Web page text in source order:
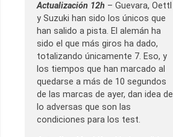
Actualización 12h – Guevara, Oettl
y Suzuki han sido los únicos que
han salido a pista. El alemán ha
sido el que más giros ha dado,
totalizando únicamente 7. Eso, y
los tiempos que han marcado al
quedarse a más de 10 segundos
de las marcas de ayer, dan idea de
lo adversas que son las
condiciones para los test.